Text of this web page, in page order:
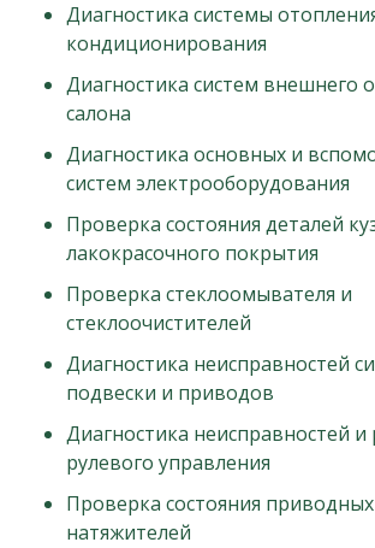
Диагностика системы
кондиционирования
Диагностика систем внешнего
салона
Диагностика основных и
систем электрооборудования
Проверка состояния деталей
лакокрасочного покрытия
Проверка стеклоомывателя и
стеклоочистителей
Диагностика неисправностей
подвески и приводов
Диагностика неисправностей и
рулевого управления
Проверка состояния
натяжителей